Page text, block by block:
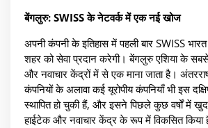
बेंगलुरु: SWISS के नेटवर्क में एक नई खोज
अपनी कंपनी के इतिहास में पहली बार SWISS
शहर को सेवा प्रदान करेगी। बेंगलुरु एशिया के सबसे
और नवाचार केंद्रों में से एक माना जाता है।
कंपनियों के अलावा कई यूरोपीय कंपनियाँ भी इस
स्थापित हो चुकी हैं, और इसने पिछले कुछ वर्षों में
हाईटेक और नवाचार केंद्र के रूप में विकसित किया